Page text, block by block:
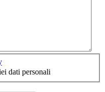
dati personali